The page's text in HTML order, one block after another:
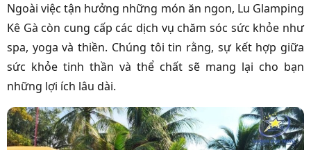
Ngoài việc tận hưởng những món ăn ngon, Lu Glamping
Kê Gà còn cung cấp các dịch vụ chăm sóc sức khỏe như
spa, yoga và thiền. Chúng tôi tin rằng, sự kết hợp giữa
sức khỏe tinh thần và thể chất sẽ mang lại cho bạn
những lợi ích lâu dài.